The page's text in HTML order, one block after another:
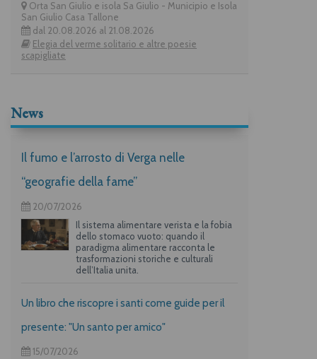
Orta San Giulio e isola Sa Giulio - Municipio e Isola
San Giulio Casa Tallone
dal 20.08.2026 al 21.08.2026
Elegia del verme solitario e altre poesie
scapigliate
News
Il fumo e l’arrosto di Verga nelle
“geografie della fame”
20/07/2026
Il sistema alimentare verista e la fobia
dello stomaco vuoto: quando il
paradigma alimentare racconta le
trasformazioni storiche e culturali
dell’Italia unita.
Un libro che riscopre i santi come guide per il
presente: "Un santo per amico"
15/07/2026